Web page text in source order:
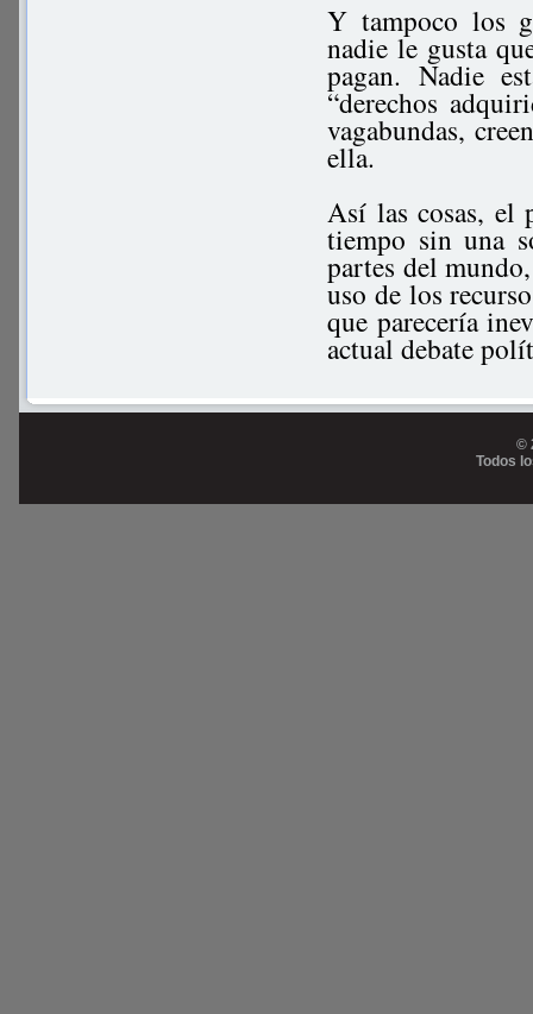
Y tampoco los
nadie le gusta
pagan. Nadie
“derechos
vagabundas,
ella.
Así las cosas, el
tiempo sin una
partes del
uso de los
que parecería
actual debate
©
Todos